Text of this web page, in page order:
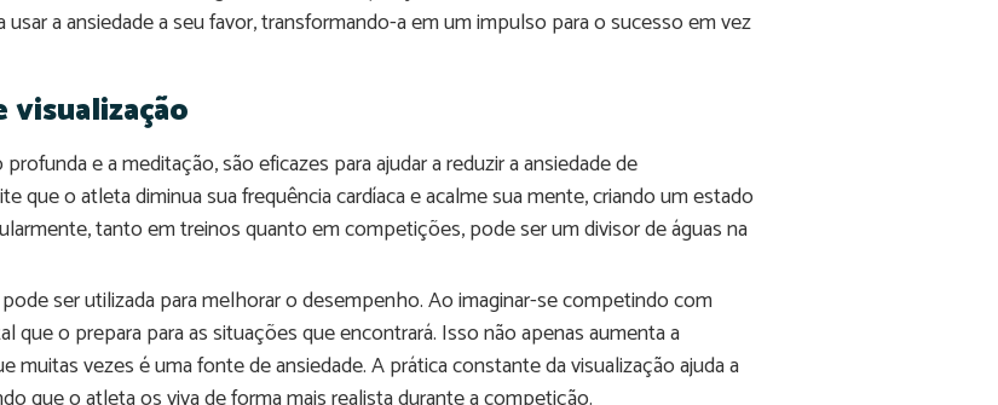
a ansiedade a seu favor, transformando-a em um impulso para o sucesso em vez
e a meditação, são eficazes para ajudar a reduzir a ansiedade de
que o atleta diminua sua frequência cardíaca e acalme sua mente, criando um estado
tanto em treinos quanto em competições, pode ser um divisor de águas na
ser utilizada para melhorar o desempenho. Ao imaginar-se competindo com
o prepara para as situações que encontrará. Isso não apenas aumenta a
muitas vezes é uma fonte de ansiedade. A prática constante da visualização ajuda a